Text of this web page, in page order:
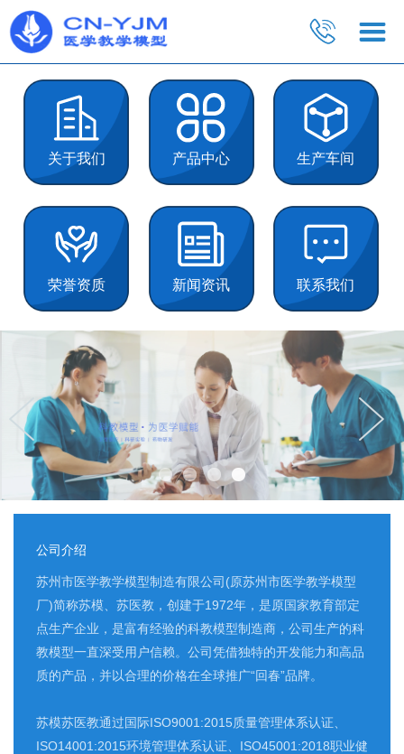
关于我们 产品中心 生产车间
荣誉资质 新闻资讯 联系我们
公司介绍
苏州市医学教学模型制造有限公司(原苏州市医学教学模型
厂)简称苏模、苏医教，创建于1972年，是原国家教育部定
点生产企业，是富有经验的科教模型制造商，公司生产的科
教模型一直深受用户信赖。公司凭借独特的开发能力和高品
质的产品，并以合理的价格在全球推广“回春”品牌。
苏模苏医教通过国际ISO9001:2015质量管理体系认证、
ISO14001:2015环境管理体系认证、ISO45001:2018职业健